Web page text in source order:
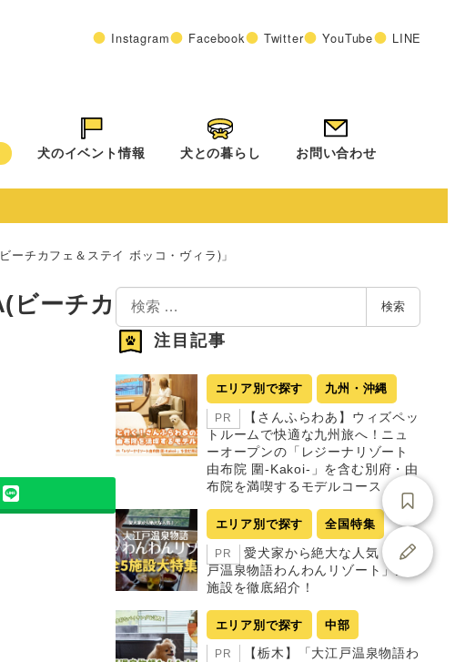
Instagram Facebook Twitter YouTube LINE
犬のイベント情報 犬との暮らし お問い合わせ
チカフェ＆ステイ ボッコ・ヴィラ)」
ビーチカ 検
索
検索
注目記事
エリア別で探す 九州・沖縄
PR
【さんふらわあ】ウィズペッ
トルームで快適な九州旅へ！ニュ
ーオープンの「レジーナリゾート
由布院 圍-Kakoi-」を含む別府・由
布院を満喫するモデルコース
エリア別で探す 全国特集
PR
愛犬家から絶大な人気「大江
戸温泉物語わんわんリゾート」全5
施設を徹底紹介！
エリア別で探す 中部
PR
【栃木】「大江戸温泉物語わ